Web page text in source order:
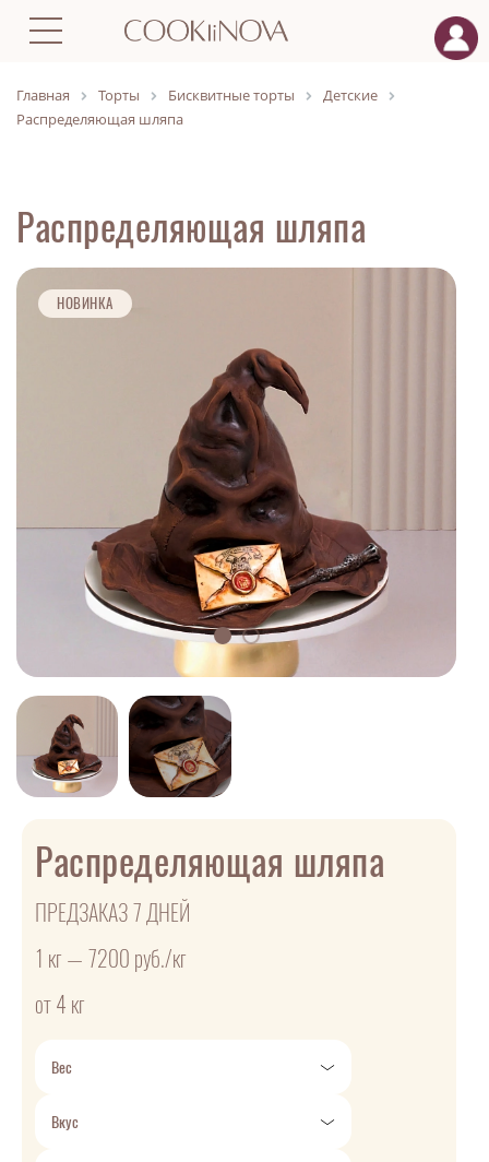
Главная Торты Бисквитные торты
Детские
Распределяющая шляпа
Распределяющая шляпа
НОВИНКА
Распределяющая шляпа
ПРЕДЗАКАЗ 7 ДНЕЙ
1 кг — 7200 руб./кг
от 4 кг
Вес
Вкус